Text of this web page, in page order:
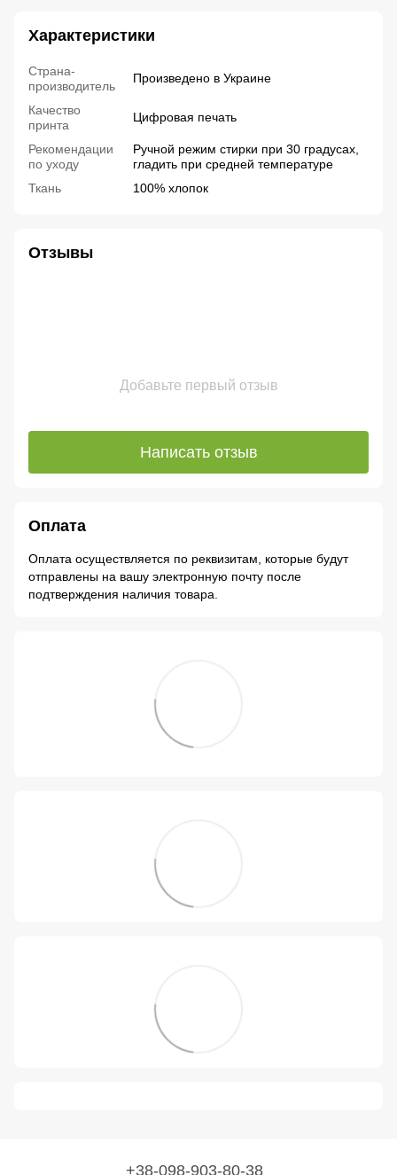
Характеристики
Страна-
производитель
Произведено в Украине
Качество
принта
Цифровая печать
Рекомендации
по уходу
Ручной режим стирки при 30 градусах,
гладить при средней температуре
Ткань
100% хлопок
Отзывы
Добавьте первый отзыв
Написать отзыв
Оплата
Оплата осуществляется по реквизитам, которые будут
отправлены на вашу электронную почту после
подтверждения наличия товара.
+38-098-903-80-38